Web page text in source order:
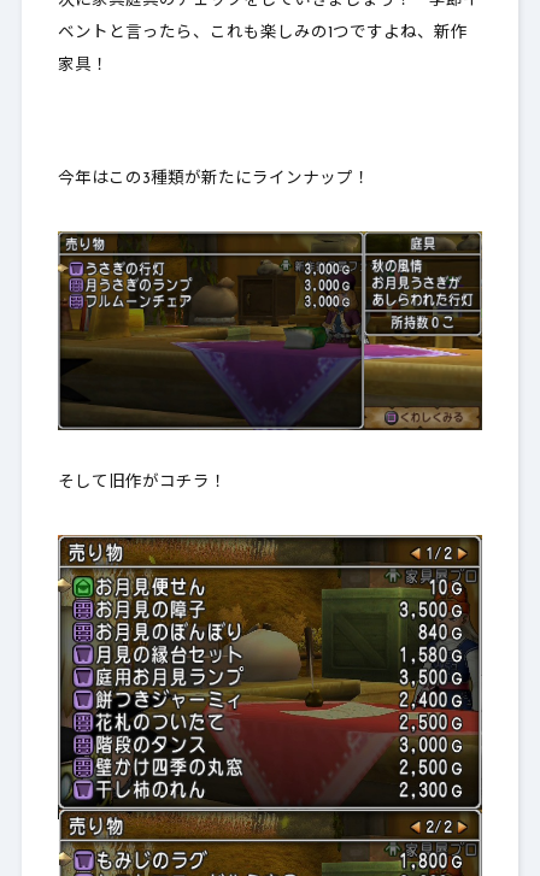
ベントと言ったら、これも楽しみの1つですよね、新作
家具！
今年はこの3種類が新たにラインナップ！
そして旧作がコチラ！